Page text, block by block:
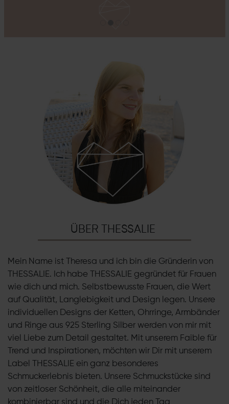
ÜBER THESSALIE
Mein Name ist Theresa und ich bin die Gründerin von
THESSALIE. Ich habe THESSALIE gegründet für Frauen
wie dich und mich. Selbstbewusste Frauen, die Wert
auf Qualität, Langlebigkeit und Design legen. Unsere
individuellen Designs der Ketten, Ohrringe, Armbänder
und Ringe aus 925 Sterling Silber werden von mir mit
viel Liebe zum Detail gestaltet. Mit unserem Faible für
Trend und Inspirationen, möchten wir Dir mit unserem
Label THESSALIE ein ganz besonderes
Schmuckerlebnis bieten. Unsere Schmuckstücke sind
von zeitloser Schönheit, die alle miteinander
kombinierbar sind und die Dich jeden Tag